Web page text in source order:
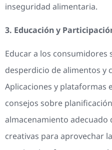
inseguridad alimentaria.
3. Educación y
Educar a los consumidores
desperdicio de alimentos y
Aplicaciones y plataformas
consejos sobre
almacenamiento adecuado
creativas para aprovechar